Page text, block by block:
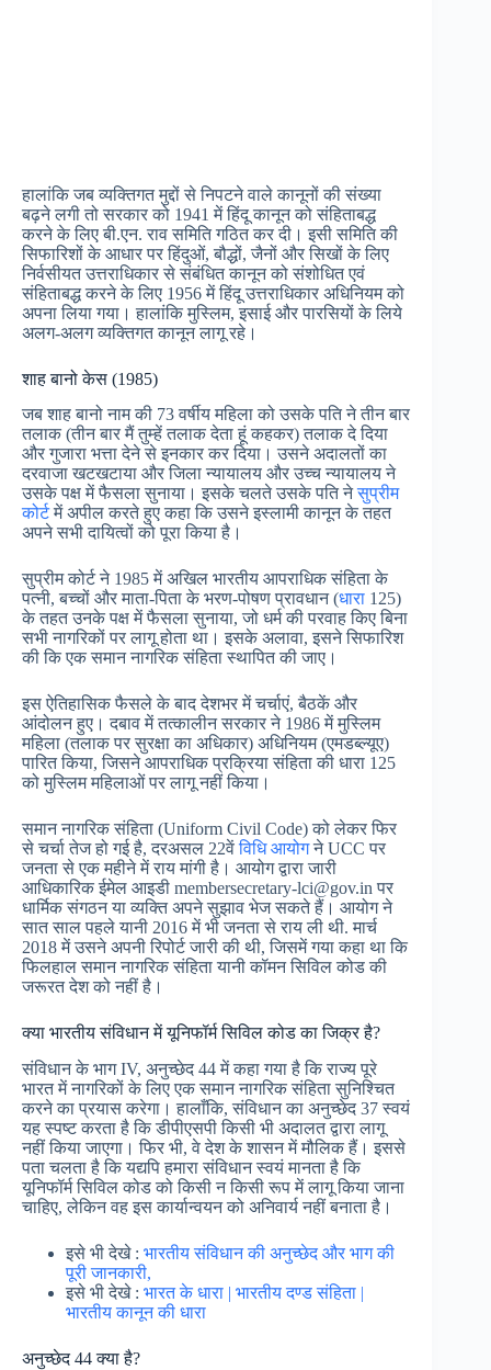
हालांकि जब व्यक्तिगत मुद्दों से निपटने वाले कानूनों की संख्या
बढ़ने लगी तो सरकार को 1941 में हिंदू कानून को संहिताबद्ध
करने के लिए बी.एन. राव समिति गठित कर दी। इसी समिति की
सिफारिशों के आधार पर हिंदुओं, बौद्धों, जैनों और सिखों के लिए
निर्वसीयत उत्तराधिकार से संबंधित कानून को संशोधित एवं
संहिताबद्ध करने के लिए 1956 में हिंदू उत्तराधिकार अधिनियम को
अपना लिया गया। हालांकि मुस्लिम, इसाई और पारसियों के लिये
अलग-अलग व्यक्तिगत कानून लागू रहे।
शाह बानो केस (1985)
जब शाह बानो नाम की 73 वर्षीय महिला को उसके पति ने तीन बार
तलाक (तीन बार मैं तुम्हें तलाक देता हूं कहकर) तलाक दे दिया
और गुजारा भत्ता देने से इनकार कर दिया। उसने अदालतों का
दरवाजा खटखटाया और जिला न्यायालय और उच्च न्यायालय ने
उसके पक्ष में फैसला सुनाया। इसके चलते उसके पति नेसुप्रीम
कोर्टमें अपील करते हुए कहा कि उसने इस्लामी कानून के तहत
अपने सभी दायित्वों को पूरा किया है।
सुप्रीम कोर्ट ने 1985 में अखिल भारतीय आपराधिक संहिता के
पत्नी, बच्चों और माता-पिता के भरण-पोषण प्रावधान (धारा 125)
के तहत उनके पक्ष में फैसला सुनाया, जो धर्म की परवाह किए बिना
सभी नागरिकों पर लागू होता था। इसके अलावा, इसने सिफारिश
की कि एक समान नागरिक संहिता स्थापित की जाए।
इस ऐतिहासिक फैसले के बाद देशभर में चर्चाएं, बैठकें और
आंदोलन हुए। दबाव में तत्कालीन सरकार ने 1986 में मुस्लिम
महिला (तलाक पर सुरक्षा का अधिकार) अधिनियम (एमडब्ल्यूए)
पारित किया, जिसने आपराधिक प्रक्रिया संहिता की धारा 125
को मुस्लिम महिलाओं पर लागू नहीं किया।
समान नागरिक संहिता (Uniform Civil Code) को लेकर फिर
से चर्चा तेज हो गई है, दरअसल 22वेंविधि आयोगने UCC पर
जनता से एक महीने में राय मांगी है। आयोग द्वारा जारी
आधिकारिक ईमेल आइडी membersecretary-lci@gov.in पर
धार्मिक संगठन या व्यक्ति अपने सुझाव भेज सकते हैं। आयोग ने
सात साल पहले यानी 2016 में भी जनता से राय ली थी. मार्च
2018 में उसने अपनी रिपोर्ट जारी की थी, जिसमें गया कहा था कि
फिलहाल समान नागरिक संहिता यानी कॉमन सिविल कोड की
जरूरत देश को नहीं है।
क्या भारतीय संविधान में यूनिफॉर्म सिविल कोड का जिक्र है?
संविधान के भाग IV, अनुच्छेद 44 में कहा गया है कि राज्य पूरे
भारत में नागरिकों के लिए एक समान नागरिक संहिता सुनिश्चित
करने का प्रयास करेगा। हालाँकि, संविधान का अनुच्छेद 37 स्वयं
यह स्पष्ट करता है कि डीपीएसपी किसी भी अदालत द्वारा लागू
नहीं किया जाएगा। फिर भी, वे देश के शासन में मौलिक हैं। इससे
पता चलता है कि यद्यपि हमारा संविधान स्वयं मानता है कि
यूनिफॉर्म सिविल कोड को किसी न किसी रूप में लागू किया जाना
चाहिए, लेकिन वह इस कार्यान्वयन को अनिवार्य नहीं बनाता है।
इसे भी देखे : भारतीय संविधान की अनुच्छेद और भाग की
पूरी जानकारी,
इसे भी देखे : भारत के धारा | भारतीय दण्ड संहिता |
भारतीय कानून की धारा
अनुच्छेद 44 क्या है?